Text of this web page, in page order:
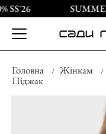
SS`26
Головна Жінкам
Піджак